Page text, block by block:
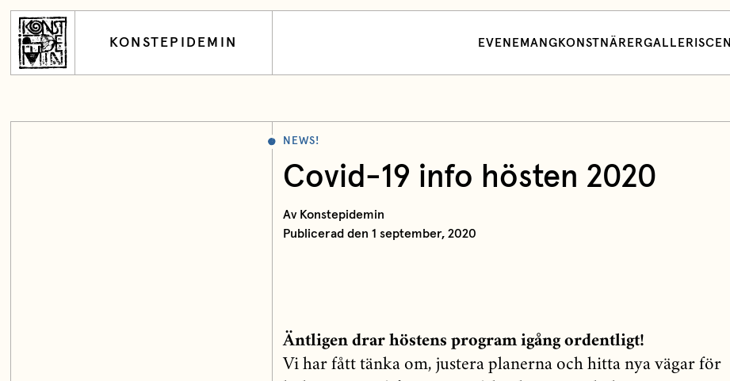
KONSTEPIDEMIN EVENEMANG KONSTNÄRERGALLERI SCEN
NEWS!
Covid-19 info hösten 2020
Av Konstepidemin
Publicerad den 1 september, 2020
Äntligen drar höstens program igång ordentligt!
Vi har fått tänka om, justera planerna och hitta nya vägar för